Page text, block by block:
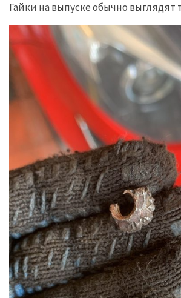
Гайки на выпуске обычно выглядят